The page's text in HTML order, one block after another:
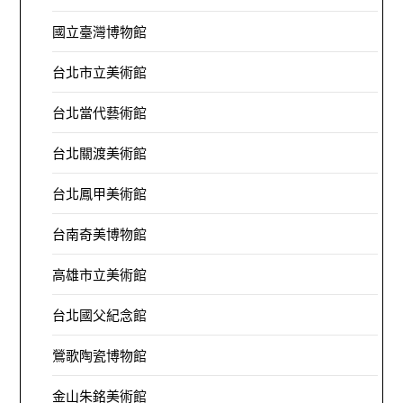
國立臺灣博物館
台北市立美術館
台北當代藝術館
台北關渡美術館
台北鳳甲美術館
台南奇美博物館
高雄市立美術館
台北國父紀念館
鶯歌陶瓷博物館
金山朱銘美術館